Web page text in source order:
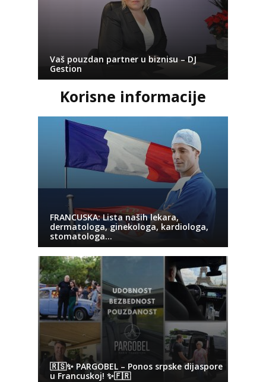
Vaš pouzdan partner u biznisu – DJ
Gestion
Korisne informacije
FRANCUSKA: Lista naših lekara,
dermatologa, ginekologa, kardiologa,
stomatologa…
🇷🇸✨ PARGOBEL – Ponos srpske dijaspore
u Francuskoj! ✨🇫🇷